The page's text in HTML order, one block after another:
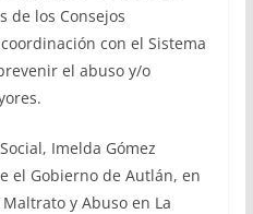
de los Consejos
con el Sistema
el abuso y/o
Imelda Gómez
el Gobierno de Autlán, en
y Abuso en La